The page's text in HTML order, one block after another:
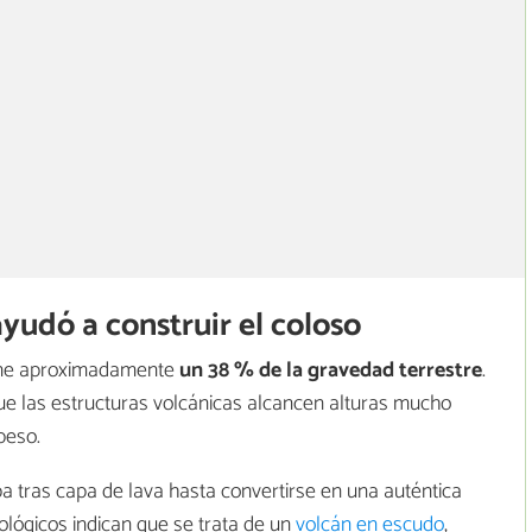
a construir el coloso
aproximadamenteun 38 % de la gravedad terrestre.
las estructuras volcánicas alcancen alturas mucho
tras capa de lava hasta convertirse en una auténtica
indican que se trata de unvolcán en escudo,